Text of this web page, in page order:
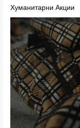
Хуманитарни Акции